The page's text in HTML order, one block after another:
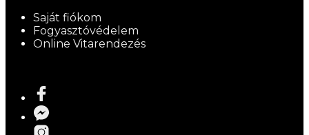
Saját fiókom
Fogyasztóvédelem
Online Vitarendezés